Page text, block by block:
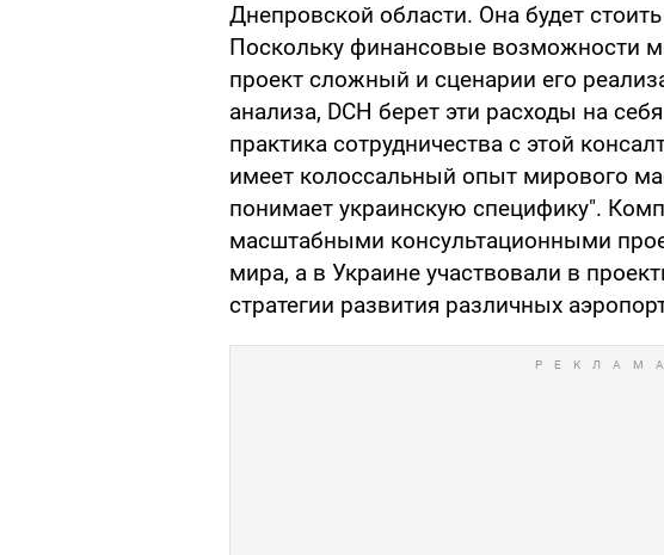
Днепровской области. Она будет
Поскольку финансовые возможности
проект сложный и сценарии его
анализа, DCH берет эти расходы на
практика сотрудничества с этой
имеет колоссальный опыт мирового
понимает украинскую специфику".
масштабными консультационными
мира, а в Украине участвовали в
стратегии развития различных